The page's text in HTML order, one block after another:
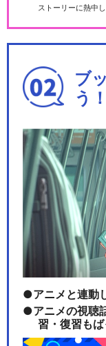
ストーリーに熱中
ブ
う！
アニメと連動
アニメの視聴
習・復習もば